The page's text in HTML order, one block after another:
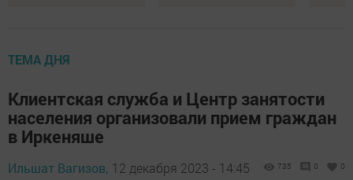
ТЕМА ДНЯ
Клиентская служба и Центр занятости
населения организовали прием граждан
в Иркеняше
Ильшат Вагизов, 12 декабря 2023 - 14:45 735 0 0